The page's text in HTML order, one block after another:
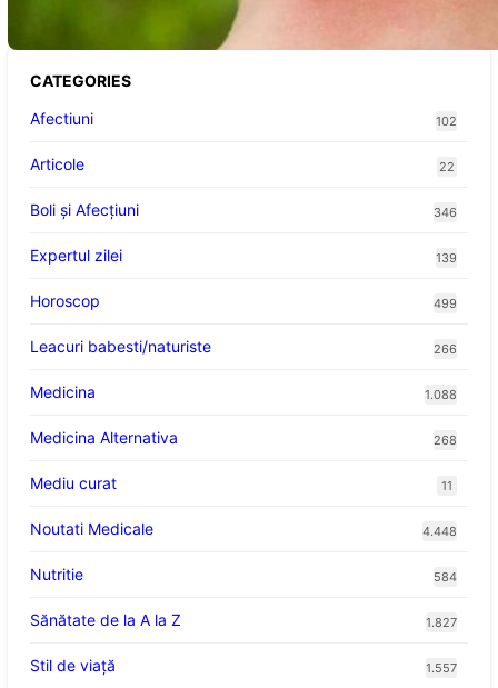
CATEGORIES
Afectiuni
102
Articole 22
Boli și Afecțiuni 346
Expertul zilei 139
Horoscop 499
Leacuri babesti/naturiste 266
Medicina 1.088
Medicina Alternativa 268
Mediu curat 11
Noutati Medicale 4.448
Nutritie 584
Sănătate de la A la Z 1.827
Stil de viaţă 1.557